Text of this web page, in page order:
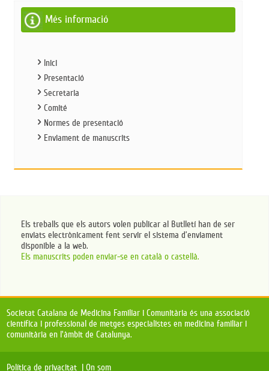
Més informació
Inici
Presentació
Secretaria
Comité
Normes de presentació
Enviament de manuscrits
Els treballs que els autors volen publicar al Butlletí han de ser
enviats electrònicament fent servir el sistema d’enviament
disponible a la web.
Els manuscrits poden enviar-se en català o castellà.
Societat Catalana de Medicina Familiar i Comunitària és una associació
científica i professional de metges especialistes en medicina familiar i
comunitària en l'àmbit de Catalunya.
Política de privacitat | On som